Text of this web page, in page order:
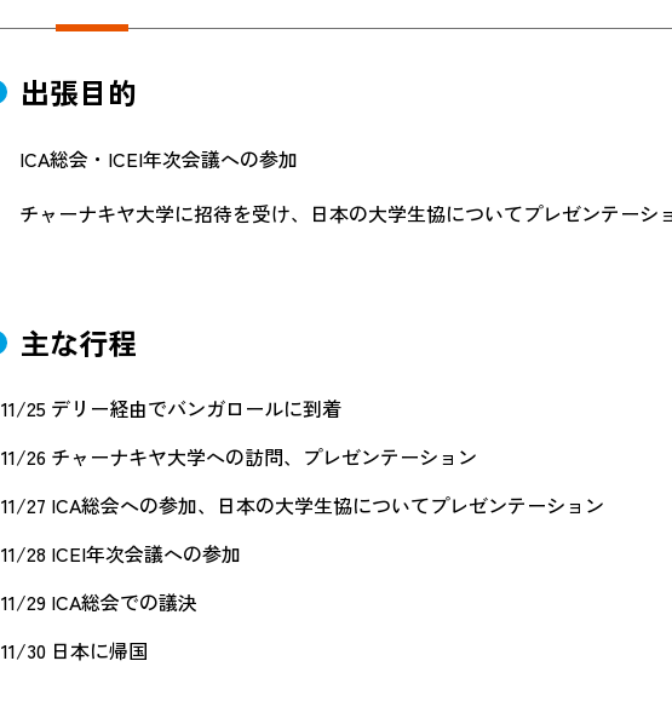
出張目的
ICA総会・ICEI年次会議への参加
チャーナキヤ大学に招待を受け、日本の大学生協についてプレゼンテーシ
主な行程
11/25 デリー経由でバンガロールに到着
11/26 チャーナキヤ大学への訪問、プレゼンテーション
11/27 ICA総会への参加、日本の大学生協についてプレゼンテーション
11/28 ICEI年次会議への参加
11/29 ICA総会での議決
11/30 日本に帰国